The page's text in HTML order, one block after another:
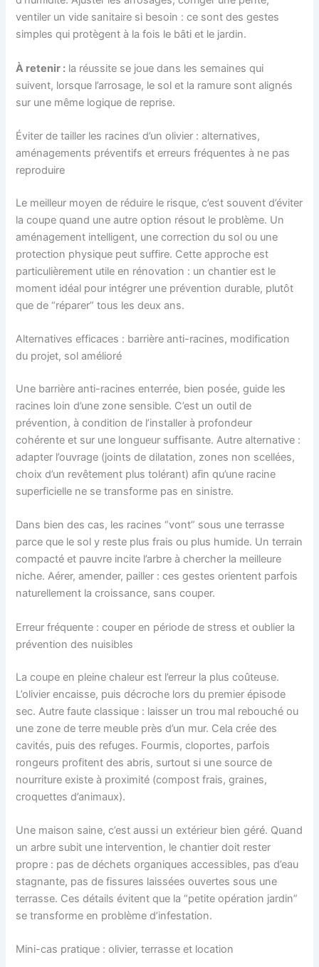
ventiler un vide sanitaire si besoin : ce sont des gestes
simples qui protègent à la fois le bâti et le jardin.
À retenir : la réussite se joue dans les semaines qui
suivent, lorsque l’arrosage, le sol et la ramure sont alignés
sur une même logique de reprise.
Éviter de tailler les racines d’un olivier : alternatives,
aménagements préventifs et erreurs fréquentes à ne pas
reproduire
Le meilleur moyen de réduire le risque, c’est souvent d’éviter
la coupe quand une autre option résout le problème. Un
aménagement intelligent, une correction du sol ou une
protection physique peut suffire. Cette approche est
particulièrement utile en rénovation : un chantier est le
moment idéal pour intégrer une prévention durable, plutôt
que de “réparer” tous les deux ans.
Alternatives efficaces : barrière anti-racines, modification
du projet, sol amélioré
Une barrière anti-racines enterrée, bien posée, guide les
racines loin d’une zone sensible. C’est un outil de
prévention, à condition de l’installer à profondeur
cohérente et sur une longueur suffisante. Autre alternative :
adapter l’ouvrage (joints de dilatation, zones non scellées,
choix d’un revêtement plus tolérant) afin qu’une racine
superficielle ne se transforme pas en sinistre.
Dans bien des cas, les racines “vont” sous une terrasse
parce que le sol y reste plus frais ou plus humide. Un terrain
compacté et pauvre incite l’arbre à chercher la meilleure
niche. Aérer, amender, pailler : ces gestes orientent parfois
naturellement la croissance, sans couper.
Erreur fréquente : couper en période de stress et oublier la
prévention des nuisibles
La coupe en pleine chaleur est l’erreur la plus coûteuse.
L’olivier encaisse, puis décroche lors du premier épisode
sec. Autre faute classique : laisser un trou mal rebouché ou
une zone de terre meuble près d’un mur. Cela crée des
cavités, puis des refuges. Fourmis, cloportes, parfois
rongeurs profitent des abris, surtout si une source de
nourriture existe à proximité (compost frais, graines,
croquettes d’animaux).
Une maison saine, c’est aussi un extérieur bien géré. Quand
un arbre subit une intervention, le chantier doit rester
propre : pas de déchets organiques accessibles, pas d’eau
stagnante, pas de fissures laissées ouvertes sous une
terrasse. Ces détails évitent que la “petite opération jardin”
se transforme en problème d’infestation.
Mini-cas pratique : olivier, terrasse et location